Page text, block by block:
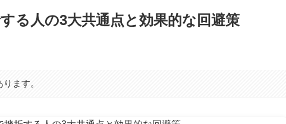
る人の3大共通点と効果的な回避策
ます。